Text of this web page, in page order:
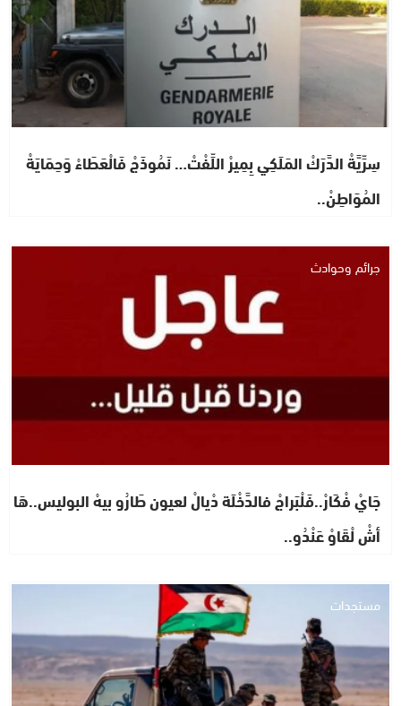
سِرِّيَّةْ الدَّرَكْ المَلَكِي بِمِيرْ اللِّفْتْ… نَمُوذَجْ فَالْعَطَاءْ وَحِمَايَةْ
المُوَاطِنْ..
جرائم وحوادث
جَايْ فْكَارْ..فَلْبَراجْ فالدَّخْلَة دْيالْ لعيون طَارُو بيهْ البوليس..هَا
أشْ لْقَاوْ عَنْدُو..
مستجدات